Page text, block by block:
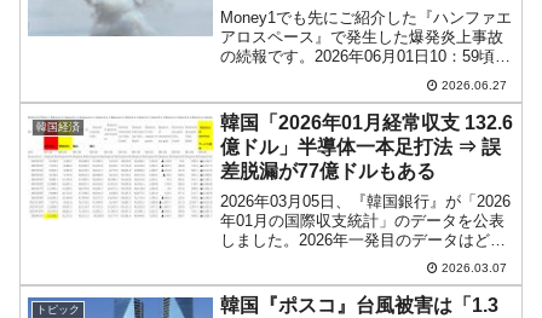
監視カメラもなし。
Money1でも先にご紹介した『ハンファエ
アロスペース』で発生した爆発炎上事故
の続報です。2026年06月01日10：59頃、
大田市儒城区外三洞の韓国企業『Hanwha
Aerospace（ハンファ・エアロスペー
ス）』の工場で爆発・火災が発...
2026.06.27
韓国経済
韓国「2026年01月経常収支 132.6
億ドル」半導体一本足打法 ⇒ 誤
差脱漏が77億ドルもある
2026年03月05日、『韓国銀行』が「2026
年01月の国際収支統計」のデータを公表
しました。2026年一発目のデータはどの
ようになったでしょうか。以下が経常収
支です。2026年01月貿易収支：151億
7,330万ドルサービス収支：-38...
2026.03.07
トピック
韓国『ポスコ』台風被害は「1.3